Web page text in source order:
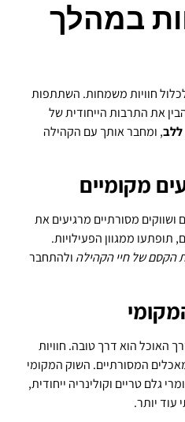
במהלך
חוויות משמחות. השתתפות
את התרבות הייחודית של
ללב, ומחבר אותך עם הקהילה
מקומיים
ושווקים מסורתיים מרגיעים את
ממגוון הפעילויות.
הקסם של חיי הקהילה ולהתחבר
האוכל הוא דרך טובה. חוויות
המסורתיים. השוק המקומי
גלם טריים וקולינריה ייחודית,
יותר.